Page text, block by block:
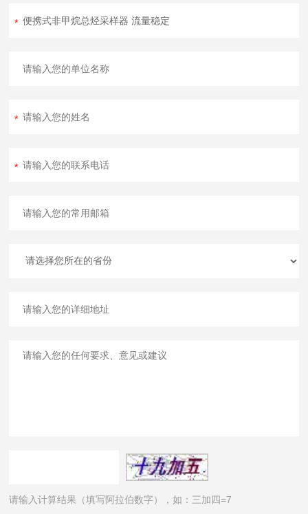
请输入计算结果（填写阿拉伯数字），如：三加四=7